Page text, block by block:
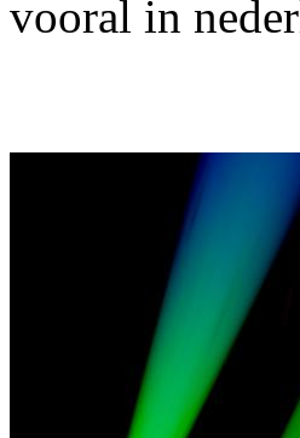
vooral in